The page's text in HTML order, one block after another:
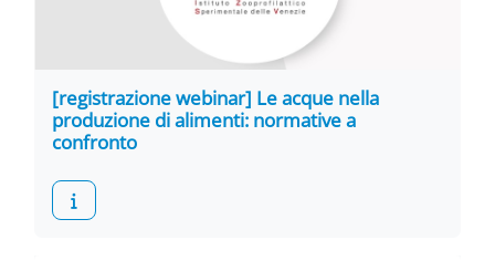
[registrazione webinar] Le acque nella
produzione di alimenti: normative a
confronto